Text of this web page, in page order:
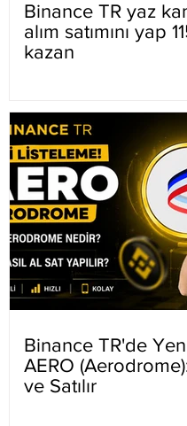
Binance TR yaz
alım satımını yap
kazan
Binance TR'de
AERO (Aerodrome):
ve Satılır